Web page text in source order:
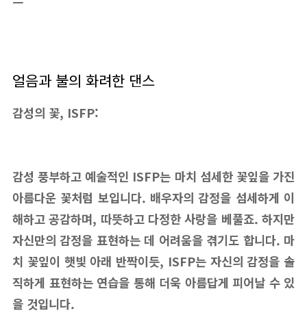
얼음과 불의 화려한 댄스
감성의 꽃, ISFP:
감성 풍부하고 예술적인 ISFP는 마치 섬세한 꽃잎을 가진
아름다운 꽃처럼 보입니다. 배우자의 감정을 섬세하게 이
해하고 공감하며, 따뜻하고 다정한 사랑을 베풀죠. 하지만
자신만의 감정을 표현하는 데 어려움을 겪기도 합니다. 마
치 꽃잎이 햇빛 아래 반짝이듯, ISFP는 자신의 감정을 솔
직하게 표현하는 연습을 통해 더욱 아름답게 피어날 수 있
을 것입니다.